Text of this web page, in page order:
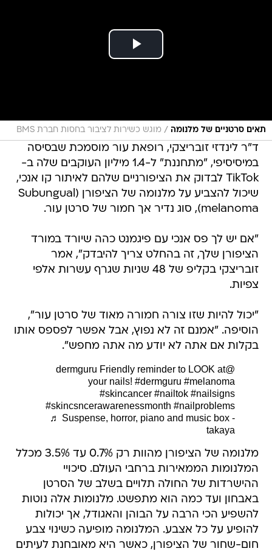
תאים סרטניים של מלנומה / מוגש כשירות לציבור בחסות חברת BMS
ד"ר לינדזי זובריצקי, רופאת עור מוסמכת שבסיסה
במיסיסיפי, "מתחננת" ל-1.4 מיליון העוקבים שלה ב-
TikTok לבדוק את הציפורניים שלהם לאיתור קו אנכי,
שיכול להצביע על מלנומה של הציפורן (Subungual
melanoma), סוג נדיר אך חמור של סרטן עור.
"אם יש לך פס אנכי עם פיגמנט כהה שיורד במורד
הציפורן שלך, זה בהחלט צריך להיבדק", אמר
זובריצקי בקליפ של 48 שניות שגרף עשרות אלפי
צפיות.
"יכול להיות שזו צורה חמורה מאוד של סרטן עור",
הוסיפה. "אמנם זה לא נפוץ, אבל אפשר לפספס אותו
בקלות אם אתה לא יודע מה אתה מחפש".
@dermguru
Friendly reminder to LOOK at
your nails! #dermguru #melanoma
#skincancer #nailtok #nailsigns
#skincsncerawarenessmonth #nailproblems
♬ Suspense, horror, piano and music box -
takaya
מלנומה של הציפורן מהוות רק 0.7% עד 3.5% מכלל
המלנומות הממאירות ברחבי העולם. סיכויי
ההישרדות של החולה תלויים בשלב של הסרטן
באבחון ועד כמה הוא מתפשט. מלנומות אלה נוטות
להשפיע הכי הרבה על הבוהן והאגודל, אך יכולות
להופיע על כל אצבע. המלנומה מופיעה כשינוי צבע
חום-שחור של הציפורן, כאשר היא מאובחנת לעיתים